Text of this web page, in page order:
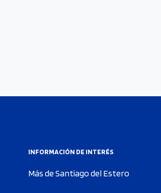
INFORMACIÓN DE INTERÉS
Más de Santiago del Estero